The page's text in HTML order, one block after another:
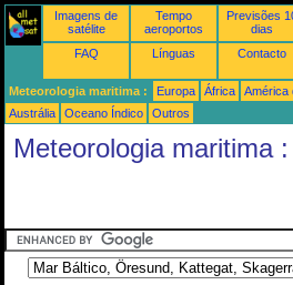
Imagens de
satélite
Tempo
aeroportos
Previsões
dias
FAQ Línguas Contacto
Meteorologia maritima : Europa África América
Austrália
Oceano Índico Outros
Meteorologia maritima